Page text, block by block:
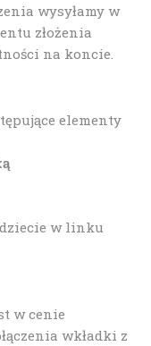
wysyłamy w
złożenia
na koncie.
elementy
w linku
w cenie
wkładki z